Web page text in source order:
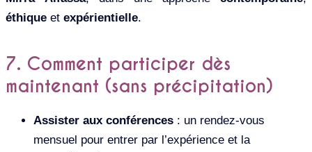
éthique et expérientielle.
7. Comment participer dès
maintenant (sans précipitation)
Assister aux conférences : un rendez-vous
mensuel pour entrer par l’expérience et la